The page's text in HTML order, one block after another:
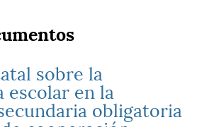
sobre la
escolar en la
obligatoria